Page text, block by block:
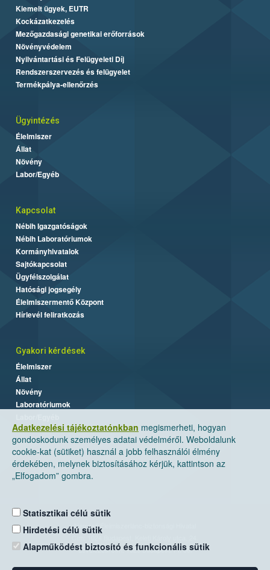
Adatkezelési tájékoztatónkban megismerheti, hogyan
gondoskodunk személyes adatai védelméről. Weboldalunk
cookie-kat (sütiket) használ a jobb felhasználói élmény
érdekében, melynek biztosításához kérjük, kattintson az
„Elfogadom” gombra.
Statisztikai célú sütik
Hirdetési célú sütik
Alapműködést biztosító és funkcionális sütik
Kiemelt ügyek, EUTR
Kockázatkezelés
Mezőgazdasági genetikai erőforrások
Növényvédelem
Nyilvántartási és Felügyeleti Díj
Rendszerszervezés és felügyelet
Termékpálya-ellenőrzés
Ügyintézés
Élelmiszer
Állat
Növény
Labor/Egyéb
Kapcsolat
Nébih Igazgatóságok
Nébih Laboratóriumok
Kormányhivatalok
Sajtókapcsolat
Ügyfélszolgálat
Hatósági jogsegély
Élelmiszermentő Központ
Hírlevél feliratkozás
Gyakori kérdések
Élelmiszer
Állat
Növény
Laboratóriumok
Nemzeti Élelmiszerlánc-biztonsági Hivatal
Levelezési cím: 1525 Budapest. Pf. 30.